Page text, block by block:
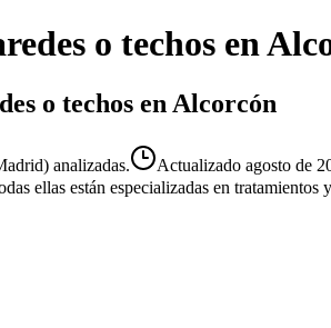
o techos en
o techos en Alcorcón
analizadas. Actualizado agosto de
ellas están especializadas en tratamientos